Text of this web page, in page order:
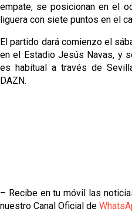
empate, se posicionan en el
liguera con siete puntos en el
El partido dará comienzo el
en el Estadio Jesús Navas, y
es habitual a través de
DAZN.
– Recibe en tu móvil las
nuestro Canal Oficial de